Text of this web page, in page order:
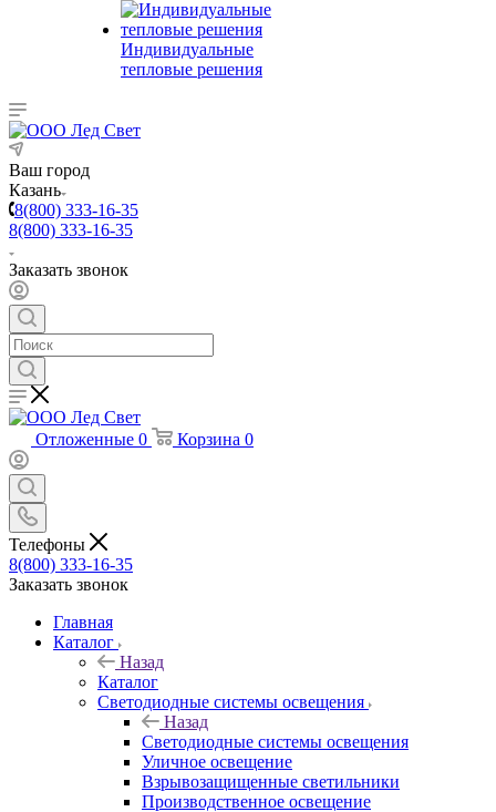
Индивидуальные
тепловые решения
Ваш город
Казань
8(800) 333-16-35
8(800) 333-16-35
Заказать звонок
Отложенные 0 Корзина 0
Телефоны
8(800) 333-16-35
Заказать звонок
Главная
Каталог
Назад
Каталог
Светодиодные системы освещения
Назад
Светодиодные системы освещения
Уличное освещение
Взрывозащищенные светильники
Производственное освещение